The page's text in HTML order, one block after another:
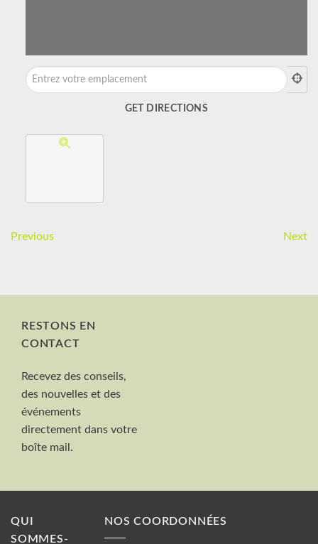
Previous Next
RESTONS EN
CONTACT
Recevez des conseils,
des nouvelles et des
événements
directement dans votre
boîte mail.
QUI
SOMMES-
NOS COORDONNÉES